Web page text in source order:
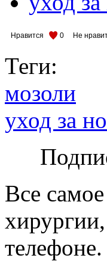
Нравится 0 Не
Теги:
мозоли
уход за
Все
телефоне.